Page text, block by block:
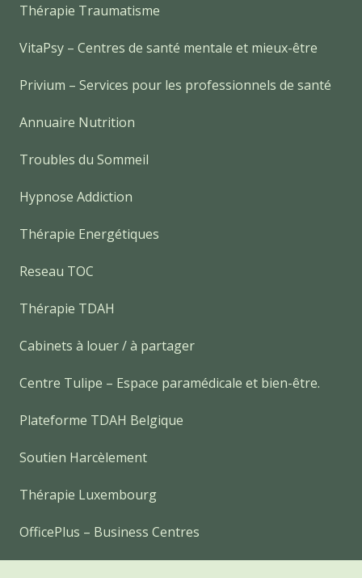
Thérapie Traumatisme
VitaPsy – Centres de santé mentale et mieux-être
Privium – Services pour les professionnels de santé
Annuaire Nutrition
Troubles du Sommeil
Hypnose Addiction
Thérapie Energétiques
Reseau TOC
Thérapie TDAH
Cabinets à louer / à partager
Centre Tulipe – Espace paramédicale et bien-être.
Plateforme TDAH Belgique
Soutien Harcèlement
Thérapie Luxembourg
OfficePlus – Business Centres